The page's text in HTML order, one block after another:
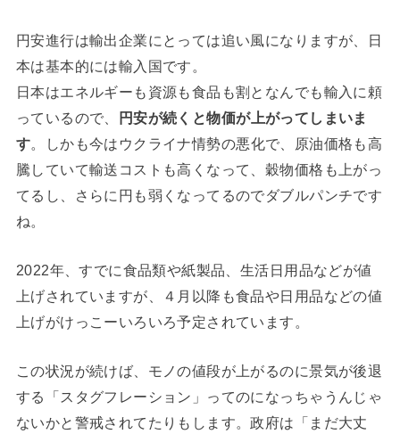
円安進行は輸出企業にとっては追い風になりますが、日
本は基本的には輸入国です。
日本はエネルギーも資源も食品も割となんでも輸入に頼
っているので、
円安が続くと物価が上がってしまいま
す。しかも今はウクライナ情勢の悪化で、原油価格も高
騰していて輸送コストも高くなって、穀物価格も上がっ
てるし、さらに円も弱くなってるのでダブルパンチです
ね。
2022年、すでに食品類や紙製品、生活日用品などが値
上げされていますが、４月以降も食品や日用品などの値
上げがけっこーいろいろ予定されています。
この状況が続けば、モノの値段が上がるのに景気が後退
する「スタグフレーション」ってのになっちゃうんじゃ
ないかと警戒されてたりもします。政府は「まだ大丈